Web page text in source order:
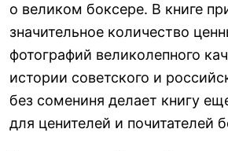
о великом боксере. В книге
значительное количество
фотографий великолепного
истории советского и
без сомениня делает книгу
для ценителей и почитателей